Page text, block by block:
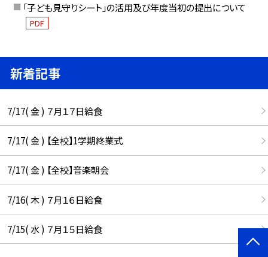
「子ども見守りシート」の活用及び年度当初の提出について
PDF
新着記事
7/17( 金 ) ７月１７日給食
7/17( 金 ) 【全校】1学期終業式
7/17( 金 ) 【全校】音楽朝会
7/16( 木 ) ７月１６日給食
7/15( 水 ) ７月１５日給食